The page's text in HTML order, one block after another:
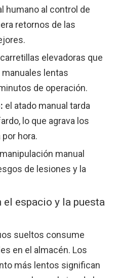
humano al control de
retornos de las
elevadoras que
lentas
de operación.
el atado manual tarda
lo que agrava los
hora.
manual
de lesiones y la
espacio y la puesta
sueltos consume
en el almacén. Los
más lentos significan